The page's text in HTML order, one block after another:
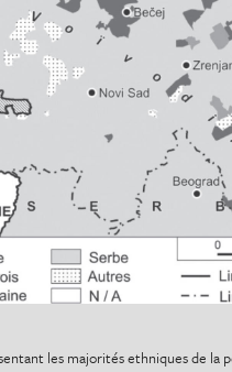
les majorités ethniques de la